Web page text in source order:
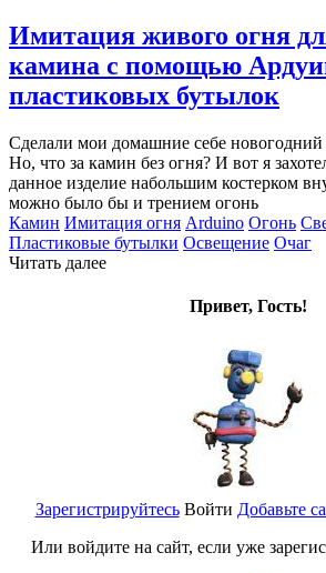
Имитация живого огня
камина с помощью
пластиковых бутылок
Сделали мои домашние себе новогодний
Но, что за камин без огня? И вот я
данное изделие набольшим костерком
можно было бы и трением огонь
Камин Имитация огня Arduino Огонь
Пластиковые бутылки Освещение Очаг
Читать далее
Привет, Гость!
Зарегистрируйтесь
Или войдите на сайт, если уже
Войти Добавьте